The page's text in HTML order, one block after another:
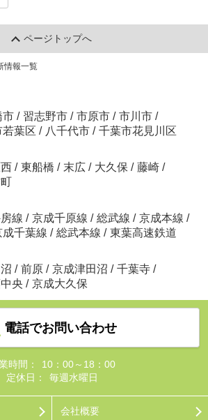
ページトップへ
情報一覧
市 / 習志野市 / 市原市 / 市川市 /
葉区 / 八千代市 / 千葉市花見川区
/ 東船橋 / 末広 / 大久保 / 藤崎 /
線 / 京成千原線 / 総武線 / 京成本線 /
成千葉線 / 総武本線 / 東葉高速鉄道
/ 前原 / 京成津田沼 / 千葉寺 /
央 / 京成大久保
電話でお問い合わせ
時間：
10：00～18：00
定休日：
毎週水曜日
会社概要